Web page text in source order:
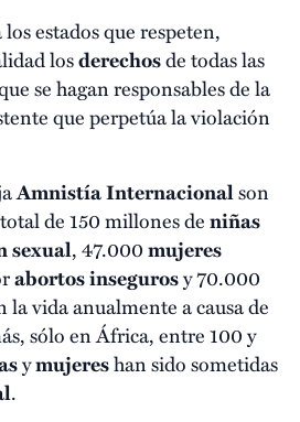
estados que respeten,
losderechosde todas las
se hagan responsables de la
que perpetúa la violación
Amnistía Internacionalson
de 150 millones deniñas
sexual, 47.000mujeres
abortos insegurosy 70.000
la vida anualmente a causa de
sólo en África, entre 100 y
ymujereshan sido sometidas
.